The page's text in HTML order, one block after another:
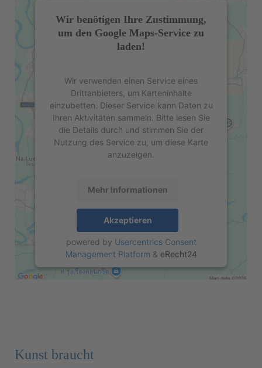
Wir benötigen Ihre Zustimmung,
um den Google Maps-Service zu
laden!
Wir verwenden einen Service eines
Drittanbieters, um Karteninhalte
einzubetten. Dieser Service kann Daten zu
Ihren Aktivitäten sammeln. Bitte lesen Sie
die Details durch und stimmen Sie der
Nutzung des Service zu, um diese Karte
anzuzeigen.
Mehr Informationen
Akzeptieren
powered by Usercentrics Consent
Management Platform & eRecht24
Kunst braucht